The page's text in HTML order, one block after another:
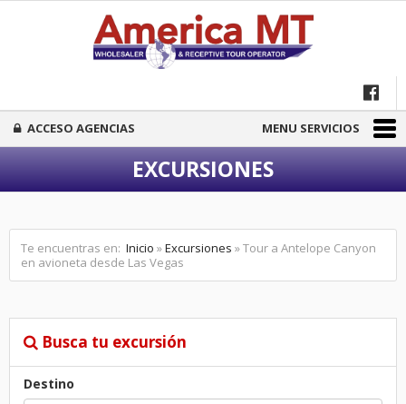
ACCESO AGENCIAS MENU SERVICIOS
EXCURSIONES
Te encuentras en: Inicio »Excursiones » Tour a Antelope Canyon
en avioneta desde Las Vegas
Busca tu excursión
Destino